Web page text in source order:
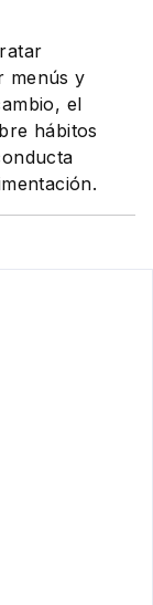
menús y
el
hábitos